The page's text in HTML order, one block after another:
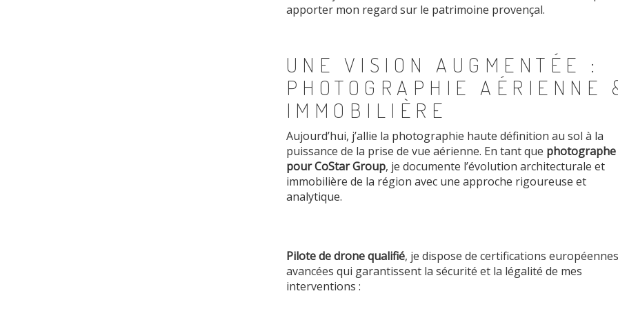
apporter mon regard sur le patrimoine provençal.
UNE VISION AUGMENTÉE :
PHOTOGRAPHIE AÉRIENNE
IMMOBILIÈRE
Aujourd’hui, j’allie la photographie haute définition au sol à la
puissance de la prise de vue aérienne. En tant que photographe
pour CoStar Group, je documente l’évolution architecturale et
immobilière de la région avec une approche rigoureuse et
analytique.
Pilote de dronequalifié, je dispose de certifications européennes
avancées qui garantissent la sécurité et la légalité de mes
interventions :